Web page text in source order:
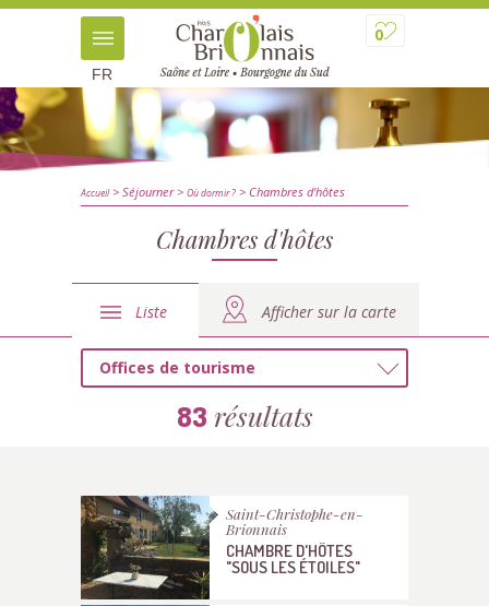
0
FR
Accueil> Séjourner> Où dormir ? > Chambres d'hôtes
Chambres d'hôtes
Liste Afficher sur la carte
Offices de tourisme
83 résultats
Saint-Christophe-en-
Brionnais
CHAMBRE D'HÔTES
"SOUS LES ÉTOILES"